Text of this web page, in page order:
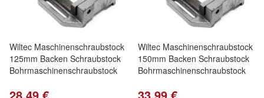
Wiltec Maschinenschraubstock
125mm Backen Schraubstock
Bohrmaschinenschraubstock
Wiltec Maschinenschraubstock
150mm Backen Schraubstock
Bohrmaschinenschraubstock